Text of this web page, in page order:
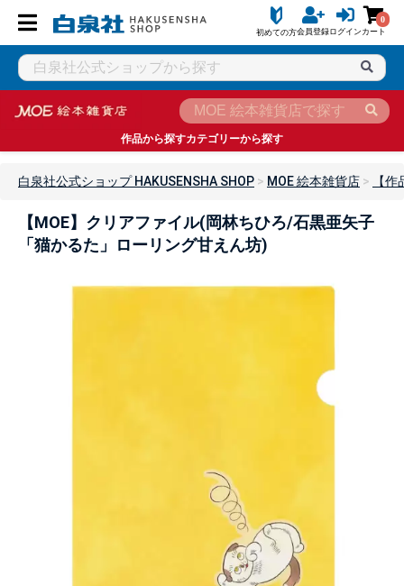
初めての方会員登録ログイン
0
カート
作品から探すカテゴリーから探す
白泉社公式ショップ HAKUSENSHA SHOP MOE 絵本雑貨店 【
【MOE】クリアファイル(岡林ちひろ/石黒亜矢子
「猫かるた」ローリング甘えん坊)